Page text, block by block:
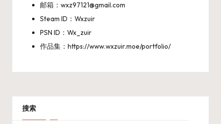
邮箱： wxz97121@gmail.com
Steam ID：Wxzuir
PSN ID：Wx_zuir
作品集： https://www.wxzuir.moe/portfolio/
搜索